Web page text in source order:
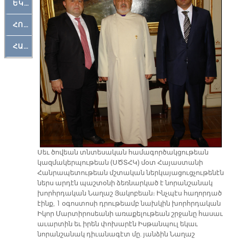
ԵԿԵՂԵՑԱԿԱՆ
ՀՈԳԵՄՏԱՒՈՐ
ՀԱՐԹԱԿ
Սեւ ծովեան տնտեսական համագործակցութեան
կազմակերպութեան (ՍԾՏՀԿ) մօտ Հայաստանի
Հանրապետութեան մշտական ներկայացուցչութենէն
ներս արդէն պաշտօնի ձեռնարկած է նորանշանակ
խորհրդական Նաղաշ Յակոբեան։ Ինչպէս հաղորդած
էինք, 1 օգոստոսի դրութեամբ նախկին խորհրդական
Իկոր Մարտիրոսեանի առաքելութեան շրջանը հասաւ
աւարտին եւ իրեն փոխարէն Իսթանպուլ եկաւ
նորանշանակ դիւանագէտ մը. յանձին Նաղաշ